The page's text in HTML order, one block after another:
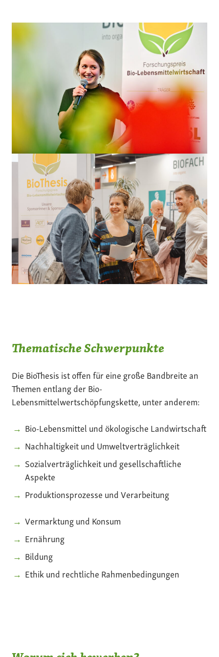
Thematische Schwerpunkte
Die BioThesis ist offen für eine große Bandbreite an
Themen entlang der Bio-
Lebensmittelwertschöpfungskette, unter anderem:
Bio-Lebensmittel und ökologische Landwirtschaft
Nachhaltigkeit und Umweltverträglichkeit
Sozialverträglichkeit und gesellschaftliche
Aspekte
Produktionsprozesse und Verarbeitung
Vermarktung und Konsum
Ernährung
Bildung
Ethik und rechtliche Rahmenbedingungen